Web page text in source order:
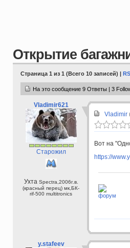
Открытие
Страница 1 из 1 (Всего 10 записей) |
На это сообщение 9 Ответы | 3
Vladimir621
Старожил
Ухта Spectra,2006г.в.
(красный перец) мк,БК-
rif-500 multitronics
Vladimir
Вот на
https://
форум
y.stafeev